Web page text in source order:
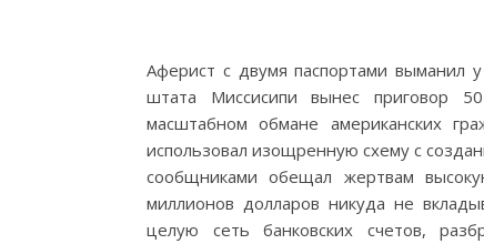
Аферист с двумя паспортами
штата Миссисипи вынес приговор
масштабном обмане американских
использовал изощренную схему с
сообщниками обещал жертвам
миллионов долларов никуда не
целую сеть банковских счетов,